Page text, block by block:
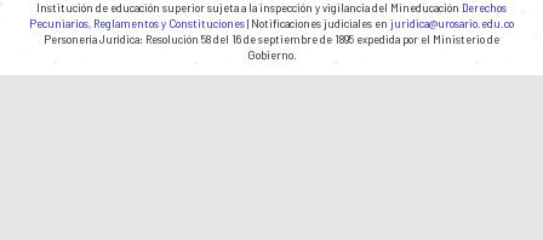
Institución de educación superior sujeta a la inspección y vigilancia del Mineducación Derechos
Pecuniarios, Reglamentos y Constituciones| Notificaciones judiciales en juridica@urosario.edu.co
Personería Jurídica: Resolución 58 del 16 de septiembre de 1895 expedida por el Ministerio de
Gobierno.